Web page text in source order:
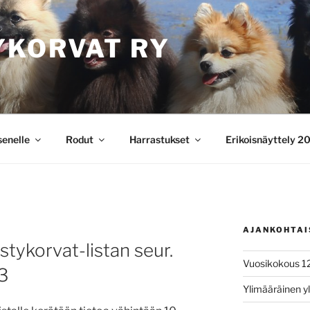
RY
Rodut Harrastukset Erikoisnäyttely
listan seur.
Vuosikokous
Ylimääräinen